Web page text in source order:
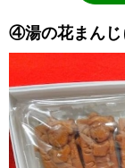
④湯の花まんじ